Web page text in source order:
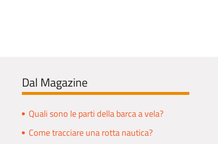
Dal Magazine
Quali sono le parti della barca a vela?
Come tracciare una rotta nautica?